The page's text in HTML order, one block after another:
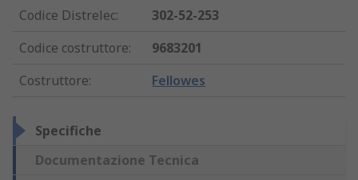
Codice Distrelec:
302-52-253
Codice costruttore:
9683201
Costruttore: Fellowes
Specifiche
Documentazione Tecnica